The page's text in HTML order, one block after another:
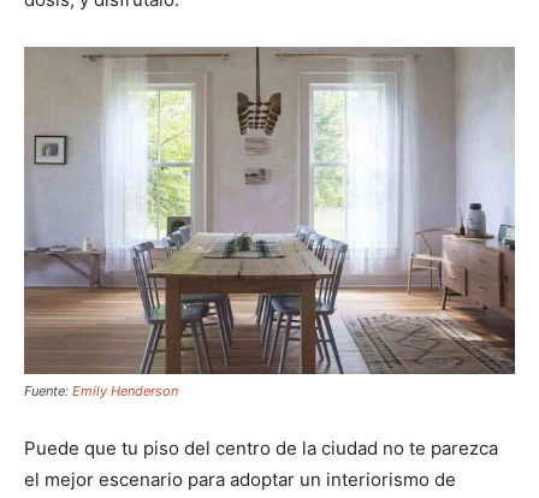
Fuente: Emily Henderson
Puede que tu piso del centro de la ciudad no te parezca
el mejor escenario para adoptar un interiorismo de